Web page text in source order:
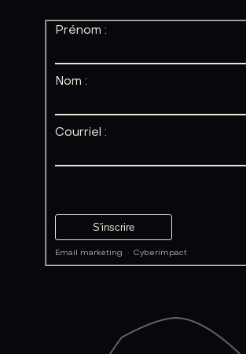
Prénom :
Nom :
Courriel :
Email marketing ·Cyberimpact